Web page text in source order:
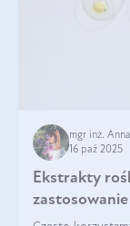
mgr inż.
16 paź 2025
Ekstrakty
zastosowanie